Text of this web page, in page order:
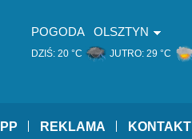
POGODA OLSZTYN
DZIŚ: 20 °C JUTRO: 29 °C
REKLAMA KONTAKT